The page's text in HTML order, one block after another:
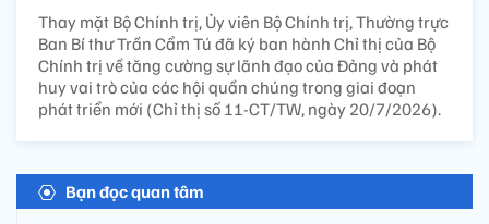
Thay mặt Bộ Chính trị, Ủy viên Bộ Chính trị, Thường trực
Ban Bí thư Trần Cẩm Tú đã ký ban hành Chỉ thị của Bộ
Chính trị về tăng cường sự lãnh đạo của Đảng và phát
huy vai trò của các hội quần chúng trong giai đoạn
phát triển mới (Chỉ thị số 11-CT/TW, ngày 20/7/2026).
Bạn đọc quan tâm